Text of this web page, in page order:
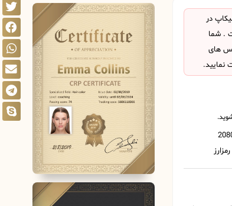
در
. شما
های
نمایید.